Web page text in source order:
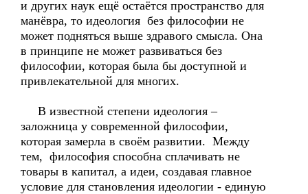
и других наук ещё остаётся пространство для
манёвра, то идеология без философии не
может подняться выше здравого смысла. Она
в принципе не может развиваться без
философии, которая была бы доступной и
привлекательной для многих.
В известной степени идеология –
заложница у современной философии,
которая замерла в своём развитии. Между
тем, философия способна сплачивать не
товары в капитал, а идеи, создавая главное
условие для становления идеологии - единую